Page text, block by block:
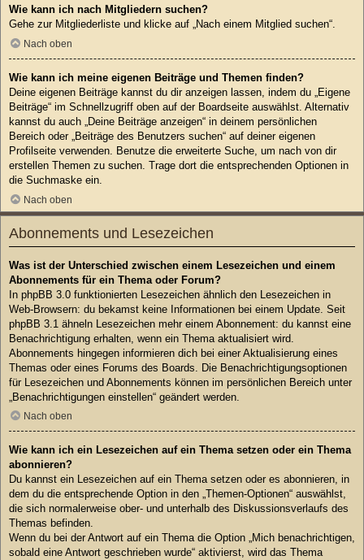
Wie kann ich nach Mitgliedern suchen?
Gehe zur Mitgliederliste und klicke auf „Nach einem Mitglied suchen“.
Nach oben
Wie kann ich meine eigenen Beiträge und Themen finden?
Deine eigenen Beiträge kannst du dir anzeigen lassen, indem du „Eigene
Beiträge“ im Schnellzugriff oben auf der Boardseite auswählst. Alternativ
kannst du auch „Deine Beiträge anzeigen“ in deinem persönlichen
Bereich oder „Beiträge des Benutzers suchen“ auf deiner eigenen
Profilseite verwenden. Benutze die erweiterte Suche, um nach von dir
erstellen Themen zu suchen. Trage dort die entsprechenden Optionen in
die Suchmaske ein.
Nach oben
Abonnements und Lesezeichen
Was ist der Unterschied zwischen einem Lesezeichen und einem
Abonnements für ein Thema oder Forum?
In phpBB 3.0 funktionierten Lesezeichen ähnlich den Lesezeichen in
Web-Browsern: du bekamst keine Informationen bei einem Update. Seit
phpBB 3.1 ähneln Lesezeichen mehr einem Abonnement: du kannst eine
Benachrichtigung erhalten, wenn ein Thema aktualisiert wird.
Abonnements hingegen informieren dich bei einer Aktualisierung eines
Themas oder eines Forums des Boards. Die Benachrichtigungsoptionen
für Lesezeichen und Abonnements können im persönlichen Bereich unter
„Benachrichtigungen einstellen“ geändert werden.
Nach oben
Wie kann ich ein Lesezeichen auf ein Thema setzen oder ein Thema
abonnieren?
Du kannst ein Lesezeichen auf ein Thema setzen oder es abonnieren, in
dem du die entsprechende Option in den „Themen-Optionen“ auswählst,
die sich normalerweise ober- und unterhalb des Diskussionsverlaufs des
Themas befinden.
Wenn du bei der Antwort auf ein Thema die Option „Mich benachrichtigen,
sobald eine Antwort geschrieben wurde“ aktivierst, wird das Thema